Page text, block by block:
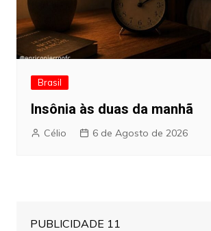
Brasil
Insônia às duas da manhã
Célio 6 de Agosto de 2026
PUBLICIDADE 11